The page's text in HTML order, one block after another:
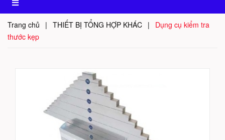
Trang chủ | THIẾT BỊ TỔNG HỢP KHÁC |
Dụng cụ kiểm tra
thước kẹp